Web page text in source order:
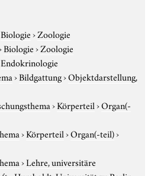
Biologie›Zoologie
Biologie›Zoologie
Endokrinologie
›Bildgattung›Objektdarstellung,
›Körperteil›Organ(-
›Körperteil›Organ(-teil)›
›Lehre, universitäre